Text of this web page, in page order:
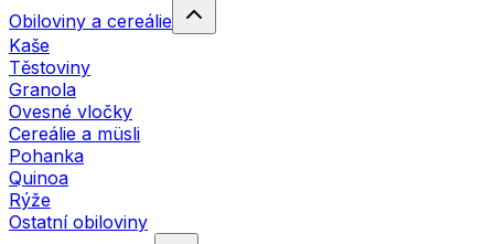
Obiloviny a cereálie
Kaše
Těstoviny
Granola
Ovesné vločky
Cereálie a müsli
Pohanka
Quinoa
Rýže
Ostatní obiloviny